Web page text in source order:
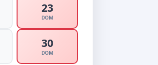
23
DOM
30
DOM